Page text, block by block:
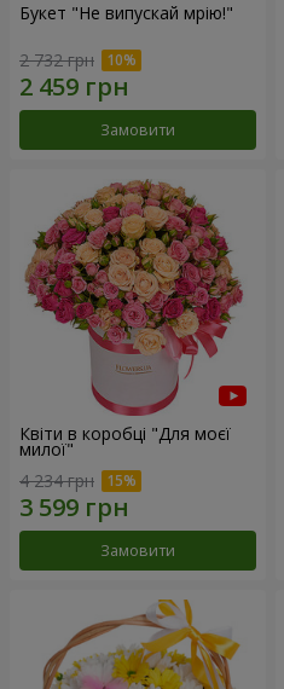
Букет "Не випускай мрію!"
2 732 грн
Замовити
Квіти в коробці "Для моєї
милої"
4 234 грн
Замовити